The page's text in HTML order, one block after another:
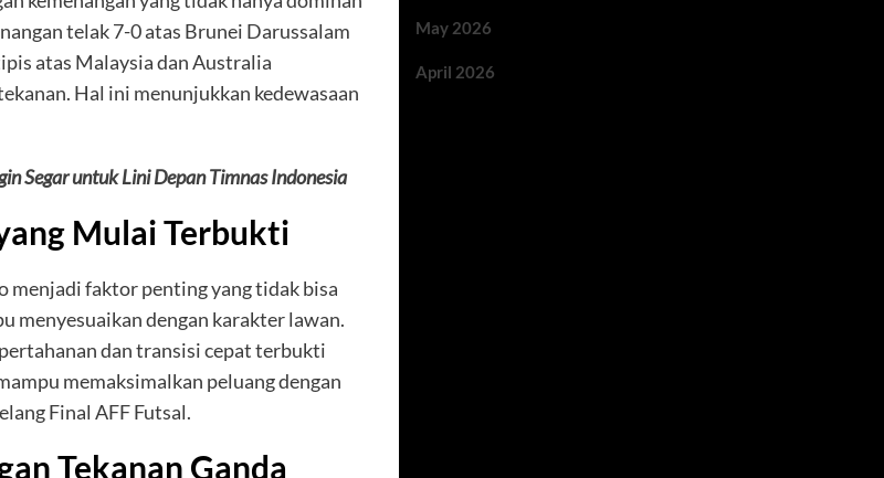
telak 7-0 atas Brunei Darussalam
atas Malaysia dan Australia
Hal ini menunjukkan kedewasaan
Segar untuk Lini Depan Timnas Indonesia
Mulai Terbukti
faktor penting yang tidak bisa
menyesuaikan dengan karakter lawan.
dan transisi cepat terbukti
memaksimalkan peluang dengan
Final AFF Futsal.
Tekanan Ganda
May 2026
April 2026